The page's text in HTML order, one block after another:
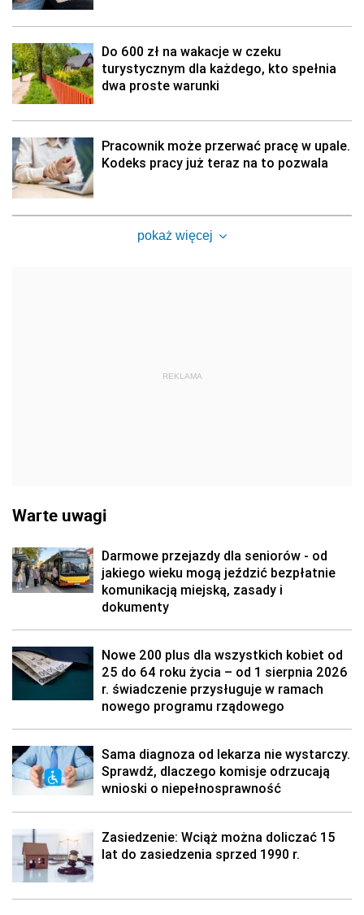
Do 600 zł na wakacje w czeku
turystycznym dla każdego, kto spełnia
dwa proste warunki
Pracownik może przerwać pracę w upale.
Kodeks pracy już teraz na to pozwala
pokaż więcej
REKLAMA
Warte uwagi
Darmowe przejazdy dla seniorów - od
jakiego wieku mogą jeździć bezpłatnie
komunikacją miejską, zasady i
dokumenty
Nowe 200 plus dla wszystkich kobiet od
25 do 64 roku życia – od 1 sierpnia 2026
r. świadczenie przysługuje w ramach
nowego programu rządowego
Sama diagnoza od lekarza nie wystarczy.
Sprawdź, dlaczego komisje odrzucają
wnioski o niepełnosprawność
Zasiedzenie: Wciąż można doliczać 15
lat do zasiedzenia sprzed 1990 r.